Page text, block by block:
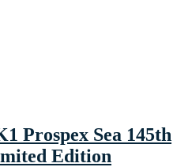
Prospex Sea 145th
Edition